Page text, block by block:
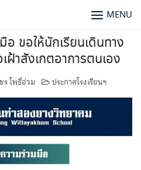
MENU
ขอให้นักเรียนเดินทาง
าสังเกตอาการตนเอง
ร โพธิ์อ่วม ประกาศโรงเรียนฯ